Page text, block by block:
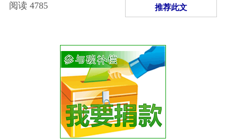
阅读 4785 推荐此文